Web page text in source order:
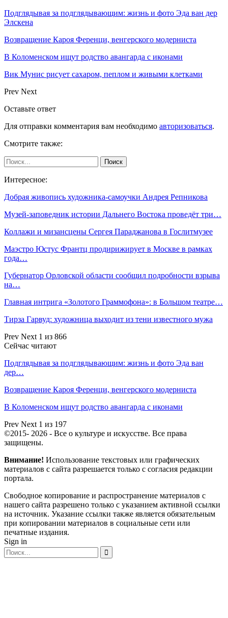
Подглядывая за подглядывающим: жизнь и фото Эда ван дер
Элскена
Возвращение Кароя Ференци, венгерского модерниста
В Коломенском ищут родство авангарда с иконами
Вик Мунис рисует сахаром, пеплом и живыми клетками
Prev Next
Оставьте ответ
Для отправки комментария вам необходимо авторизоваться.
Смотрите также:
Интересное:
Добрая живопись художника-самоучки Андрея Репникова
Музей-заповедник истории Дальнего Востока проведёт три…
Коллажи и мизансцены Сергея Параджанова в Гослитмузее
Маэстро Юстус Франтц продирижирует в Москве в рамках
года…
Губернатор Орловской области сообщил подробности взрыва
на…
Главная интрига «Золотого Граммофона»: в Большом театре…
Тирза Гарвуд: художница выходит из тени известного мужа
Prev Next 1 из 866
Сейчас читают
Подглядывая за подглядывающим: жизнь и фото Эда ван
дер…
Возвращение Кароя Ференци, венгерского модерниста
В Коломенском ищут родство авангарда с иконами
Prev Next 1 из 197
©2015- 2026 - Все о культуре и искусстве. Все права
защищены.
Внимание! Использование текстовых или графических
материалов с сайта разрешается только c согласия редакции
портала.
Свободное копирование и распространение материалов с
нашего сайта разрешено только с указанием активной ссылки
на источник. Указание ссылки также является обязательным
при копировании материалов в социальные сети или
печатные издания.
Sign in